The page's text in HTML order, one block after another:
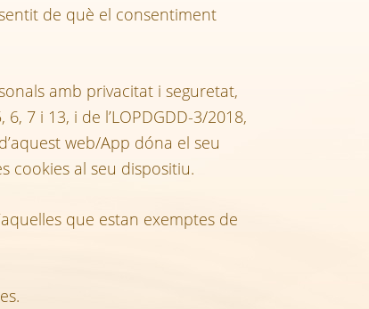
sentit de què el consentiment
amb privacitat i seguretat,
7 i 13, i de l’LOPDGDD-3/2018,
web/App dóna el seu
cookies al seu dispositiu.
que estan exemptes de